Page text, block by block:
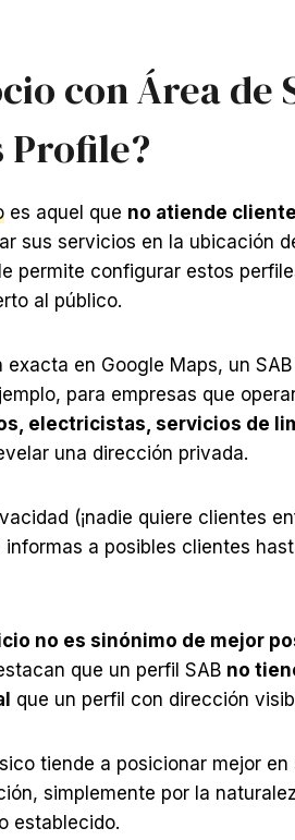
con Área de
Profile?
es aquel que no atiende
sus servicios en la ubicación
permite configurar estos
al público.
en Google Maps, un
para empresas que
electricistas, servicios de
una dirección privada.
(¡nadie quiere clientes
a posibles clientes
no es sinónimo de mejor
que un perfil SAB no
que un perfil con dirección
tiende a posicionar mejor
simplemente por la
establecido.